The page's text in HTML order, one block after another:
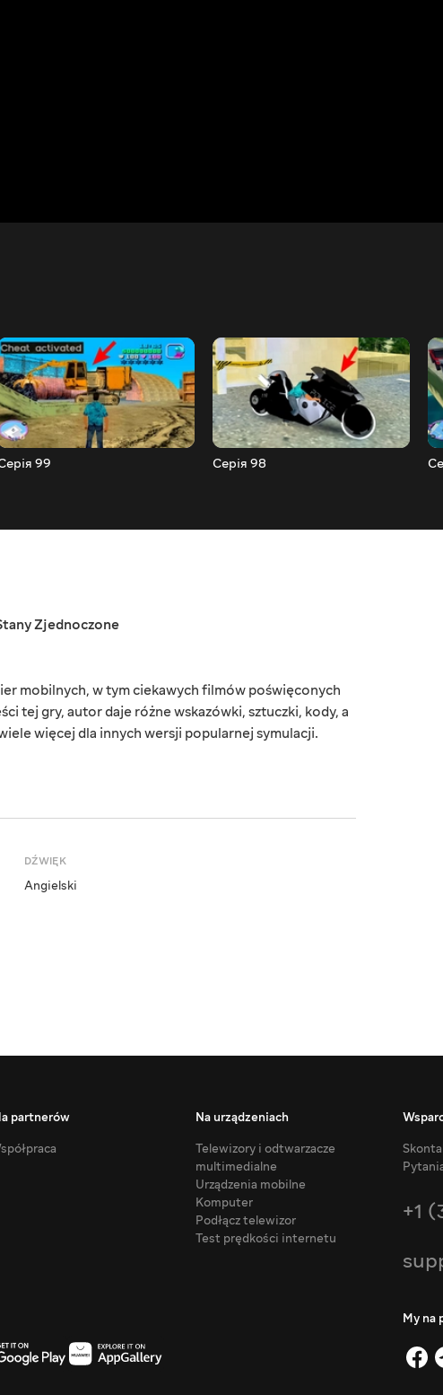
99 Серія 98
Zjednoczone
mobilnych, w tym ciekawych filmów poświęconych
tej gry, autor daje różne wskazówki, sztuczki, kody, a
więcej dla innych wersji popularnej symulacji.
DŹWIĘK
Angielski
partnerów
Na urządzeniach
Telewizory i odtwarzacze
multimedialne
Urządzenia mobilne
Komputer
Podłącz telewizor
Test prędkości internetu
+1
My na